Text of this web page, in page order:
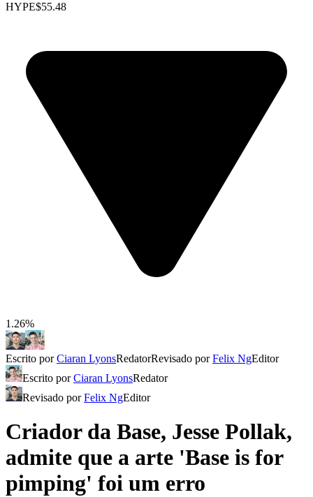
HYPE$55.48
1.26%
Escrito porCiaran LyonsRedatorRevisado porFelix NgEditor
Escrito porCiaran LyonsRedator
Revisado porFelix NgEditor
Criador da Base, Jesse Pollak,
admite que a arte 'Base is for
pimping' foi um erro